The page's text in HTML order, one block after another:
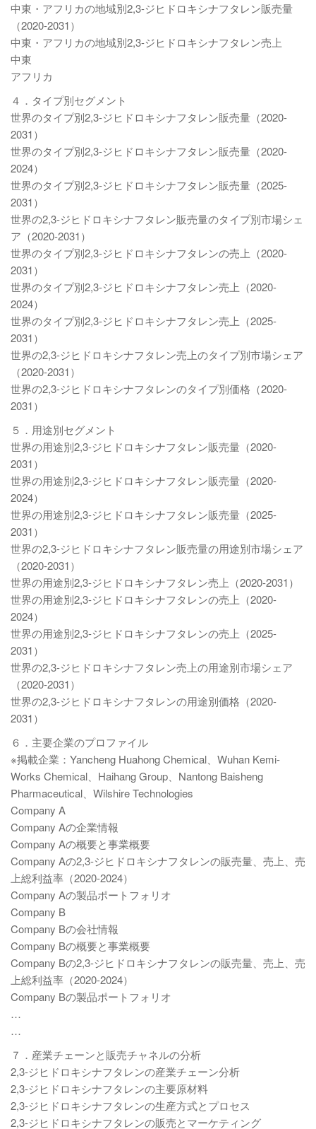
中東・アフリカの地域別2,3-ジヒドロキシナフタレン販売量
（2020-2031）
中東・アフリカの地域別2,3-ジヒドロキシナフタレン売上
中東
アフリカ
４．タイプ別セグメント
世界のタイプ別2,3-ジヒドロキシナフタレン販売量（2020-
2031）
世界のタイプ別2,3-ジヒドロキシナフタレン販売量（2020-
2024）
世界のタイプ別2,3-ジヒドロキシナフタレン販売量（2025-
2031）
世界の2,3-ジヒドロキシナフタレン販売量のタイプ別市場シェ
ア（2020-2031）
世界のタイプ別2,3-ジヒドロキシナフタレンの売上（2020-
2031）
世界のタイプ別2,3-ジヒドロキシナフタレン売上（2020-
2024）
世界のタイプ別2,3-ジヒドロキシナフタレン売上（2025-
2031）
世界の2,3-ジヒドロキシナフタレン売上のタイプ別市場シェア
（2020-2031）
世界の2,3-ジヒドロキシナフタレンのタイプ別価格（2020-
2031）
５．用途別セグメント
世界の用途別2,3-ジヒドロキシナフタレン販売量（2020-
2031）
世界の用途別2,3-ジヒドロキシナフタレン販売量（2020-
2024）
世界の用途別2,3-ジヒドロキシナフタレン販売量（2025-
2031）
世界の2,3-ジヒドロキシナフタレン販売量の用途別市場シェア
（2020-2031）
世界の用途別2,3-ジヒドロキシナフタレン売上（2020-2031）
世界の用途別2,3-ジヒドロキシナフタレンの売上（2020-
2024）
世界の用途別2,3-ジヒドロキシナフタレンの売上（2025-
2031）
世界の2,3-ジヒドロキシナフタレン売上の用途別市場シェア
（2020-2031）
世界の2,3-ジヒドロキシナフタレンの用途別価格（2020-
2031）
６．主要企業のプロファイル
※掲載企業：Yancheng Huahong Chemical、Wuhan Kemi-
Works Chemical、Haihang Group、Nantong Baisheng
Pharmaceutical、Wilshire Technologies
Company A
Company Aの企業情報
Company Aの概要と事業概要
Company Aの2,3-ジヒドロキシナフタレンの販売量、売上、売
上総利益率（2020-2024）
Company Aの製品ポートフォリオ
Company B
Company Bの会社情報
Company Bの概要と事業概要
Company Bの2,3-ジヒドロキシナフタレンの販売量、売上、売
上総利益率（2020-2024）
Company Bの製品ポートフォリオ
…
…
７．産業チェーンと販売チャネルの分析
2,3-ジヒドロキシナフタレンの産業チェーン分析
2,3-ジヒドロキシナフタレンの主要原材料
2,3-ジヒドロキシナフタレンの生産方式とプロセス
2,3-ジヒドロキシナフタレンの販売とマーケティング